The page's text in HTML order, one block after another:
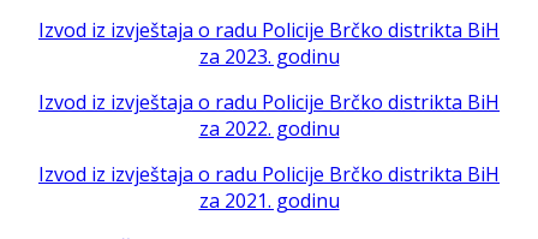
Izvod iz izvještaja o radu Policije Brčko distrikta BiH
za 2023. godinu
Izvod iz izvještaja o radu Policije Brčko distrikta BiH
za 2022. godinu
Izvod iz izvještaja o radu Policije Brčko distrikta BiH
za 2021. godinu